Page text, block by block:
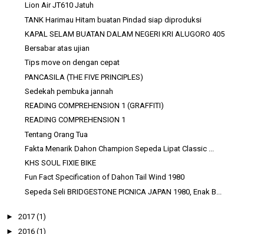
Lion Air JT610 Jatuh
TANK Harimau Hitam buatan Pindad siap diproduksi
KAPAL SELAM BUATAN DALAM NEGERI KRI ALUGORO 405
Bersabar atas ujian
Tips move on dengan cepat
PANCASILA (THE FIVE PRINCIPLES)
Sedekah pembuka jannah
READING COMPREHENSION 1 (GRAFFITI)
READING COMPREHENSION 1
Tentang Orang Tua
Fakta Menarik Dahon Champion Sepeda Lipat Classic ...
KHS SOUL FIXIE BIKE
Fun Fact Specification of Dahon Tail Wind 1980
Sepeda Seli BRIDGESTONE PICNICA JAPAN 1980, Enak B...
► 2017 (1)
► 2016 (1)